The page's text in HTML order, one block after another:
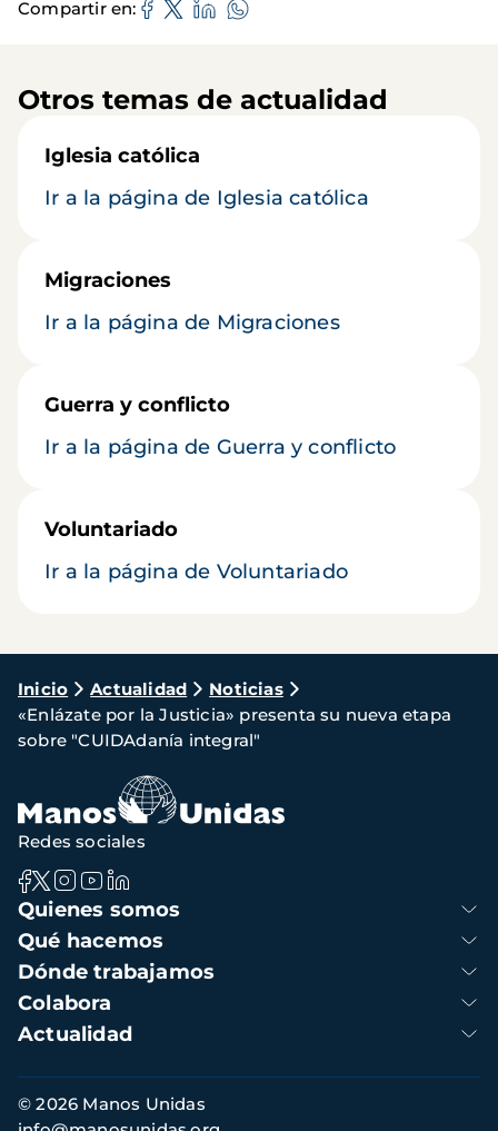
Compartir en
Otros temas de actualidad
Iglesia católica
Ir a la página de Iglesia católica
Migraciones
Ir a la página de Migraciones
Guerra y conflicto
Ir a la página de Guerra y conflicto
Voluntariado
Ir a la página de Voluntariado
Ruta
de
navegación
Inicio Actualidad
Noticias
«Enlázate por la Justicia» presenta su nueva etapa
sobre "CUIDAdanía integral"
Navegación
principal
Quienes somos
Qué hacemos
Dónde trabajamos
Colabora
Actualidad
Redes sociales
Información
de
© 2026 Manos Unidas